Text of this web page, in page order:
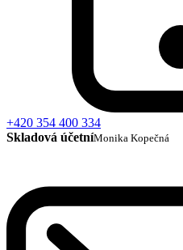
+420 354 400 334
Skladová účetníMonika Kopečná